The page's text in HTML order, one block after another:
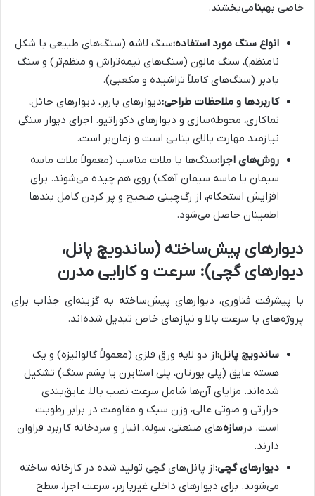
خاصی بهبنامی‌بخشند.
انواع سنگ مورد استفاده:سنگ لاشه (سنگ‌های طبیعی با شکل
نامنظم)، سنگ مالون (سنگ‌های نیمه‌تراش و منظم‌تر) و سنگ
بادبر (سنگ‌های کاملاً تراشیده و مکعبی).
کاربردها و ملاحظات طراحی:دیوارهای باربر، دیوارهای حائل،
نماکاری، محوطه‌سازی و دیوارهای دکوراتیو. اجرای دیوار سنگی
نیازمند مهارت بالای بنایی است و زمان‌بر است.
روش‌های اجرا:سنگ‌ها با ملات مناسب (معمولاً ملات ماسه
سیمان یا ماسه سیمان آهک) روی هم چیده می‌شوند. برای
افزایش استحکام، از رگ‌چینی صحیح و پر کردن کامل بندها
اطمینان حاصل می‌شود.
دیوارهای پیش‌ساخته (ساندویچ پانل،
دیوارهای گچی): سرعت و کارایی مدرن
با پیشرفت فناوری، دیوارهای پیش‌ساخته به گزینه‌ای جذاب برای
پروژه‌های با سرعت بالا و نیازهای خاص تبدیل شده‌اند.
ساندویچ پانل:از دو لایه ورق فلزی (معمولاً گالوانیزه) و یک
هسته عایق (پلی یورتان، پلی استایرن یا پشم سنگ) تشکیل
شده‌اند. مزایای آن‌ها شامل سرعت نصب بالا، عایق‌بندی
حرارتی و صوتی عالی، وزن سبک و مقاومت در برابر رطوبت
است. درسازه‌های صنعتی، سوله، انبار و سردخانه کاربرد فراوان
دارند.
دیوارهای گچی:از پانل‌های گچی تولید شده در کارخانه ساخته
می‌شوند. برای دیوارهای داخلی غیرباربر، سرعت اجرا، سطح